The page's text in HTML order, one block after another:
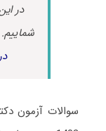
در
سوالات آزمون